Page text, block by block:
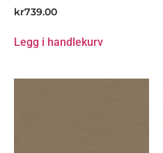
kr739.00
Legg i handlekurv